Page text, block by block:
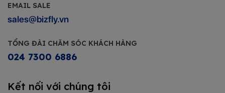
EMAIL SALE
sales@bizfly.vn
TỔNG ĐÀI CHĂM SÓC KHÁCH HÀNG
024 7300 6886
Kết nối với chúng tôi